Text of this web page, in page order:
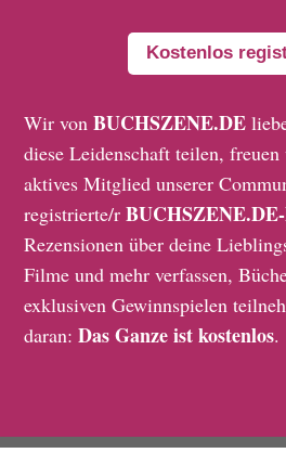
Kostenlos
Wir vonBUCHSZENE.DE
diese Leidenschaft teilen,
aktives Mitglied unserer
registrierte/r
Rezensionen über deine
Filme und mehr verfassen,
exklusiven Gewinnspielen
daran:Das Ganze ist kostenlos.